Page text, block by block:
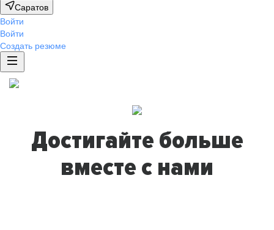
Саратов
Войти
Войти
Создать резюме
Достигайте больше
вместе с нами